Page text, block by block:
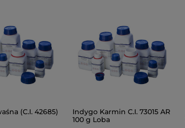
(C.I. 42685)
Indygo Karmin C.I. 73015 AR
100 g Loba